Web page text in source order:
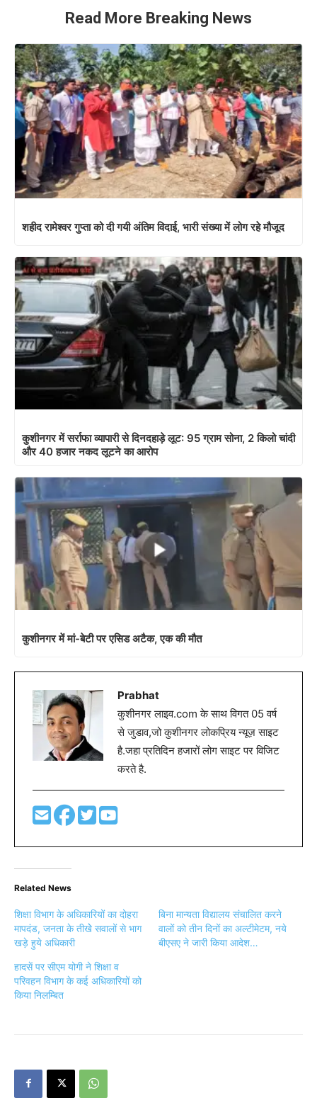
Read More Breaking News
शहीद रामेश्वर गुप्ता को दी गयी अंतिम विदाई, भारी संख्या में लोग रहे मौजूद
कुशीनगर में सर्राफा व्यापारी से दिनदहाड़े लूट: 95 ग्राम सोना, 2 किलो चांदी
और 40 हजार नकद लूटने का आरोप
कुशीनगर में मां-बेटी पर एसिड अटैक, एक की मौत
Prabhat
कुशीनगर लाइव.com के साथ विगत 05 वर्ष
से जुडाव,जो कुशीनगर लोकप्रिय न्यूज़ साइट
है.जहा प्रतिदिन हजारों लोग साइट पर विजिट
करते है.
Related News
शिक्षा विभाग के अधिकारियों का दोहरा
मापदंड, जनता के तीखेे सवालों से भाग
खड़े हुये अधिकारी
बिना मान्यता विद्यालय संचालित करने
वालों को तीन दिनों का अल्टीमेटम, नये
बीएसए ने जारी किया आदेश…
हादसें पर सीएम योगी ने शिक्षा व
परिवहन विभाग के कई अधिकारियों को
किया निलम्बित